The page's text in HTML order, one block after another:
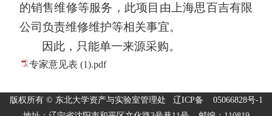
的销售维修等服务，此项目由上海思百吉有限
公司负责维修维护等相关事宜。
因此，只能单一来源采购。
专家意见表 (1).pdf
版权所有 © 东北大学资产与实验室管理处 辽ICP备 05066828号-1